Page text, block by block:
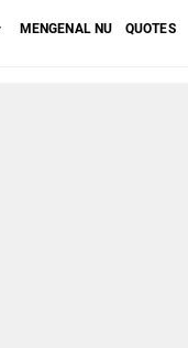
MENGENAL NU QUOTES